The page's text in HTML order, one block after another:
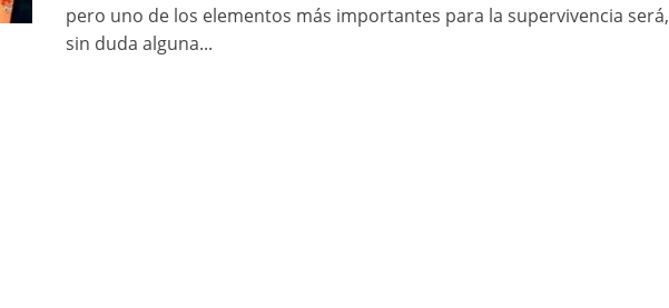
pero uno de los elementos más importantes para la supervivencia será,
sin duda alguna...